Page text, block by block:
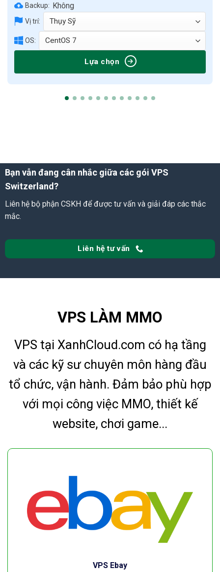
Backup: Không
Vị trí:
OS:
Lựa chọn
Bạn vẫn đang cân nhắc giữa các gói VPS
Switzerland?
Liên hệ bộ phận CSKH để được tư vấn và giải đáp các thắc
mắc.
Liên hệ tư vấn
VPS LÀM MMO
VPS tại XanhCloud.com có hạ tầng
và các kỹ sư chuyên môn hàng đầu
tổ chức, vận hành. Đảm bảo phù hợp
với mọi công việc MMO, thiết kế
website, chơi game...
VPS Ebay